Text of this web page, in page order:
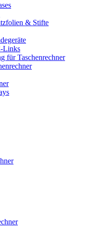
& Stifte
Links
für Taschenrechner